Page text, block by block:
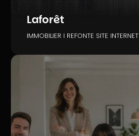
Laforêt
IMMOBILIER I REFONTE SITE INTERNET